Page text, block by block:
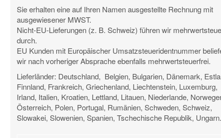
Sie erhalten eine auf Ihren Namen ausgestellte Rechnung mit
ausgewiesener MWST.
Nicht-EU-Lieferungen (z. B. Schweiz) führen wir
durch.
EU Kunden mit Europäischer Umsatzsteueridentnummer
wir nach vorheriger Absprache ebenfalls mehrwertsteuerfrei.
Lieferländer: Deutschland, Belgien, Bulgarien, Dänemark,
Finnland, Frankreich, Griechenland, Liechtenstein, Luxemburg,
Irland, Italien, Kroatien, Lettland, Litauen, Niederlande,
Österreich, Polen, Portugal, Rumänien, Schweden, Schweiz,
Slowakei, Slowenien, Spanien, Tschechische Republik, Ungarn.